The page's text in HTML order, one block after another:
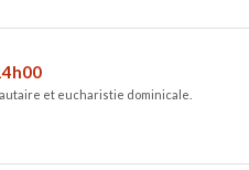
et eucharistie dominicale.